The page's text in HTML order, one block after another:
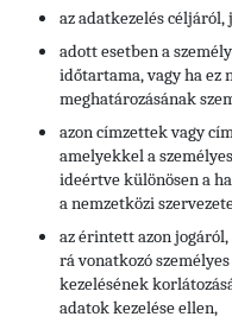
az adatkezelés
adott esetben a
időtartama, vagy ha ez
meghatározásának
azon címzettek vagy
amelyekkel a
ideértve különösen a
a nemzetközi
az érintett azon
rá vonatkozó
kezelésének
adatok kezelése ellen,